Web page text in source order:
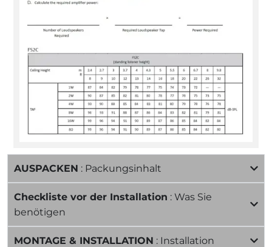
AUSPACKEN : Packungsinhalt
Checkliste vor der Installation : Was Sie
benötigen
MONTAGE & INSTALLATION : Installation